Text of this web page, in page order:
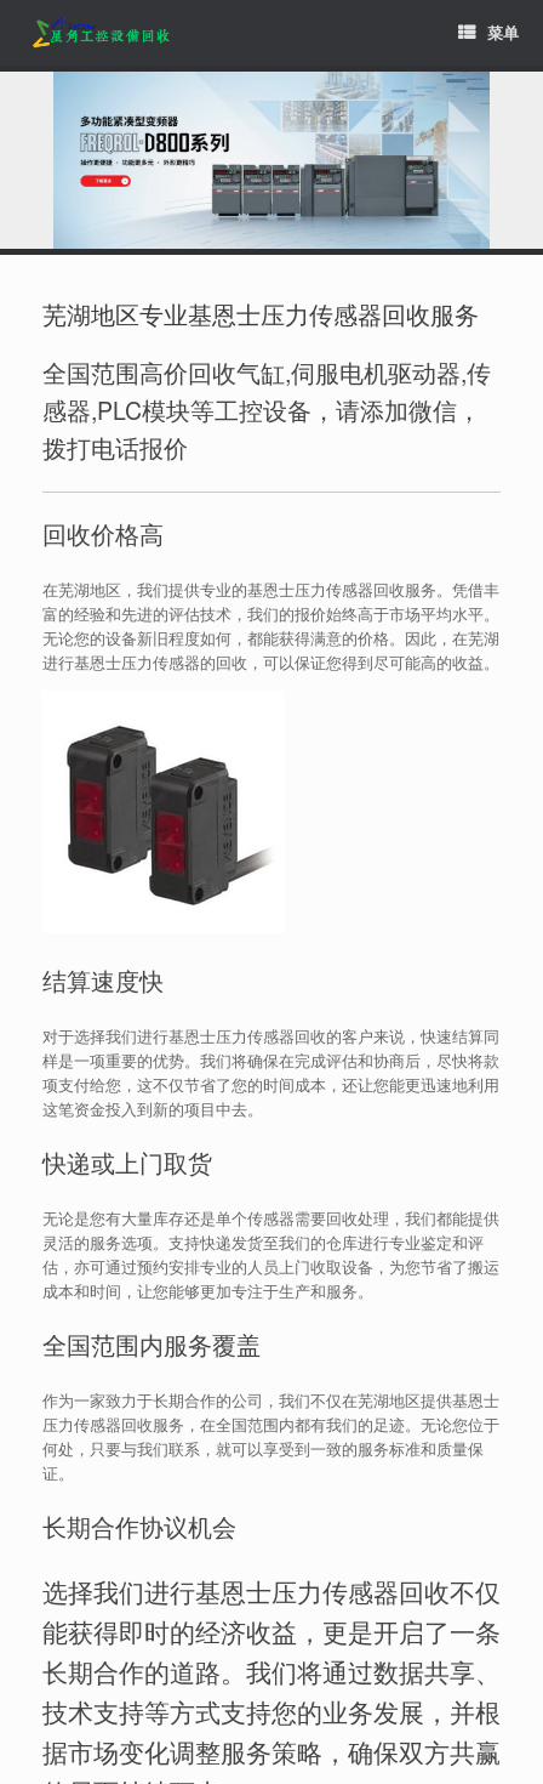
content
菜单
芜湖地区专业基恩士压力传感器回收服务
全国范围高价回收气缸,伺服电机驱动器,传
感器,PLC模块等工控设备，请添加微信，
拨打电话报价
回收价格高
在芜湖地区，我们提供专业的基恩士压力传感器回收服务。凭借丰
富的经验和先进的评估技术，我们的报价始终高于市场平均水平。
无论您的设备新旧程度如何，都能获得满意的价格。因此，在芜湖
进行基恩士压力传感器的回收，可以保证您得到尽可能高的收益。
结算速度快
对于选择我们进行基恩士压力传感器回收的客户来说，快速结算同
样是一项重要的优势。我们将确保在完成评估和协商后，尽快将款
项支付给您，这不仅节省了您的时间成本，还让您能更迅速地利用
这笔资金投入到新的项目中去。
快递或上门取货
无论是您有大量库存还是单个传感器需要回收处理，我们都能提供
灵活的服务选项。支持快递发货至我们的仓库进行专业鉴定和评
估，亦可通过预约安排专业的人员上门收取设备，为您节省了搬运
成本和时间，让您能够更加专注于生产和服务。
全国范围内服务覆盖
作为一家致力于长期合作的公司，我们不仅在芜湖地区提供基恩士
压力传感器回收服务，在全国范围内都有我们的足迹。无论您位于
何处，只要与我们联系，就可以享受到一致的服务标准和质量保
证。
长期合作协议机会
选择我们进行基恩士压力传感器回收不仅
能获得即时的经济收益，更是开启了一条
长期合作的道路。我们将通过数据共享、
技术支持等方式支持您的业务发展，并根
据市场变化调整服务策略，确保双方共赢